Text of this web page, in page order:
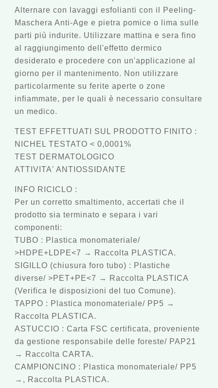
Alternare con lavaggi esfolianti con il Peeling-
Maschera Anti-Age e pietra pomice o lima sulle
parti più indurite. Utilizzare mattina e sera fino
al raggiungimento dell'effetto dermico
desiderato e procedere con un'applicazione al
giorno per il mantenimento. Non utilizzare
particolarmente su ferite aperte o zone
infiammate, per le quali è necessario consultare
un medico.
TEST EFFETTUATI SUL PRODOTTO FINITO :
NICHEL TESTATO < 0,0001%
TEST DERMATOLOGICO
ATTIVITA' ANTIOSSIDANTE
INFO RICICLO :
Per un corretto smaltimento, accertati che il
prodotto sia terminato e separa i vari
componenti:
TUBO : Plastica monomateriale/
>HDPE+LDPE<7 → Raccolta PLASTICA.
SIGILLO (chiusura foro tubo) : Plastiche
diverse/ >PET+PE<7 → Raccolta PLASTICA
(Verifica le disposizioni del tuo Comune).
TAPPO : Plastica monomateriale/ PP5 →
Raccolta PLASTICA.
ASTUCCIO : Carta FSC certificata, proveniente
da gestione responsabile delle foreste/ PAP21
→ Raccolta CARTA.
CAMPIONCINO : Plastica monomateriale/ PP5
→, Raccolta PLASTICA.